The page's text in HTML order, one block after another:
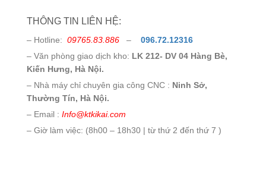
THÔNG TIN LIÊN HỆ:
– Hotline: 09765.83.886 – 096.72.12316
– Văn phòng giao dịch kho: LK 212- DV 04 Hàng Bè,
Kiến Hưng, Hà Nội.
– Nhà máy chỉ chuyên gia công CNC : Ninh Sở,
Thường Tín, Hà Nội.
– Email : Info@ktkikai.com
– Giờ làm việc: (8h00 – 18h30 | từ thứ 2 đến thứ 7 )